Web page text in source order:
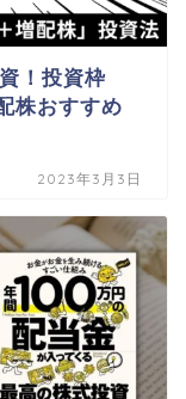
！投資枠
株おすすめ
2023年3月3日